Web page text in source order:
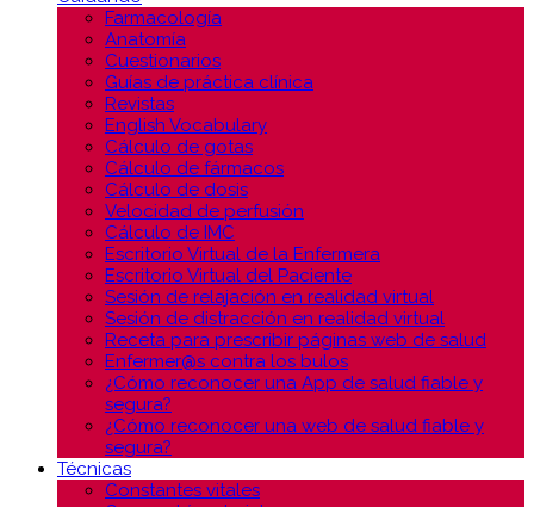
Farmacología
Anatomía
Cuestionarios
Guías de práctica clínica
Revistas
English Vocabulary
Cálculo de gotas
Cálculo de fármacos
Cálculo de dosis
Velocidad de perfusión
Cálculo de IMC
Escritorio Virtual de la Enfermera
Escritorio Virtual del Paciente
Sesión de relajación en realidad virtual
Sesión de distracción en realidad virtual
Receta para prescribir páginas web de salud
Enfermer@s contra los bulos
¿Cómo reconocer una App de salud fiable y
segura?
¿Cómo reconocer una web de salud fiable y
segura?
Técnicas
Constantes vitales